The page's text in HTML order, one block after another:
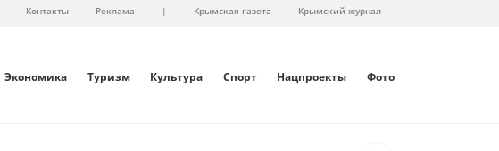
Контакты Реклама | Крымская газета Крымский журнал
Экономика Туризм Культура Спорт Нацпроекты Фото